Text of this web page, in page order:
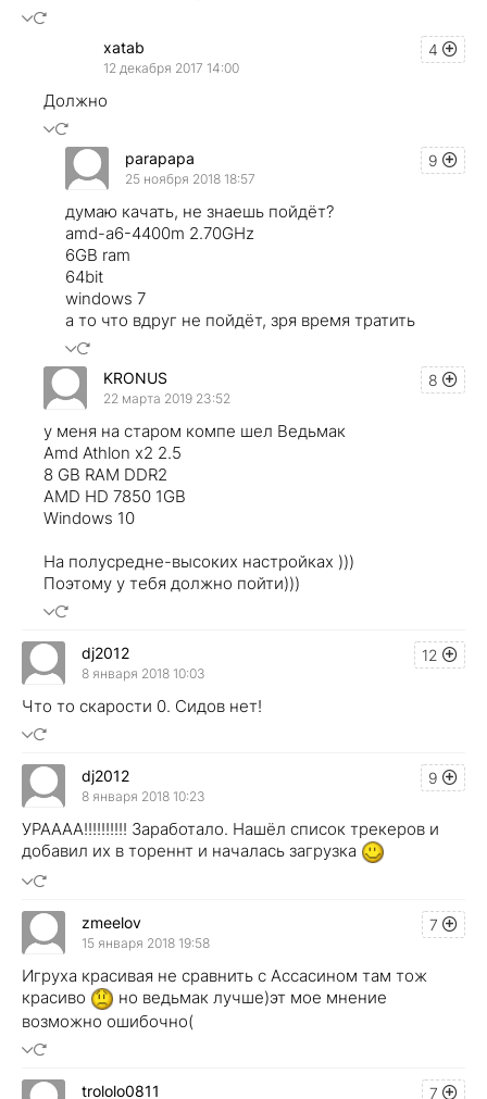
4
xatab
12 декабря 2017 14:00
Должно
9
parapapa
25 ноября 2018 18:57
думаю качать, не знаешь пойдёт?
amd-a6-4400m 2.70GHz
6GB ram
64bit
windows 7
а то что вдруг не пойдёт, зря время тратить
8
KRONUS
22 марта 2019 23:52
у меня на старом компе шел Ведьмак
Amd Athlon x2 2.5
8 GB RAM DDR2
AMD HD 7850 1GB
Windows 10
На полусредне-высоких настройках )))
Поэтому у тебя должно пойти)))
12
dj2012
8 января 2018 10:03
Что то скарости 0. Сидов нет!
9
dj2012
8 января 2018 10:23
УРАААА!!!!!!!!!! Заработало. Нашёл список трекеров и
добавил их в тореннт и началась загрузка
7
zmeelov
15 января 2018 19:58
Игруха красивая не сравнить с Ассасином там тож
красиво
но ведьмак лучше)эт мое мнение
возможно ошибочно(
7
trololo0811